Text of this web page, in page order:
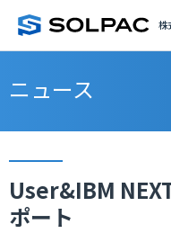
株
ニュース
User&IBM
ポート